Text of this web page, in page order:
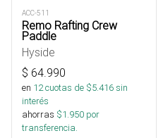
ACC-511
Remo Rafting Crew
Paddle
Hyside
$ 64.990
en 12cuotas de $5.416sin
interés
ahorras $1.950 por
transferencia.